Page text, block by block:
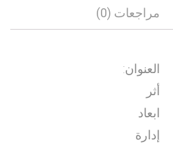
مراجعات (0)
العنوان:
أثر
ابعاد
إدارة